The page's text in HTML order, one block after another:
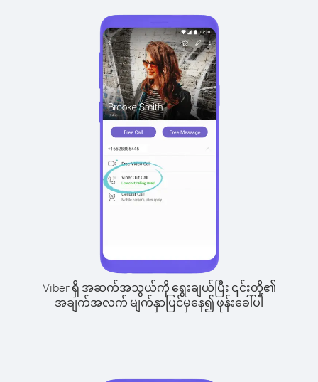
Viber ရှိ အဆက်အသွယ်ကို ရွေးချယ်ပြီး ၎င်းတို့၏
အချက်အလက် မျက်နှာပြင်မှနေ၍ ဖုန်းခေါ်ပါ